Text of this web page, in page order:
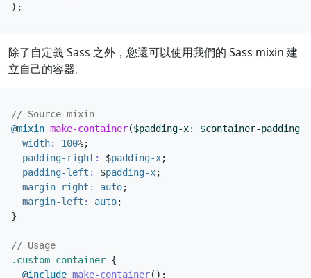
);
除了自定義 Sass 之外，您還可以使用我們的 Sass mixin 建
立自己的容器。
@mixin make-container($padding-x:
$container-padding-x
width: 100%;
padding-right : $padding-x;
padding-left : $padding-x;
margin-right : auto;
margin-left : auto;
}
.custom-container {
@include make-container();